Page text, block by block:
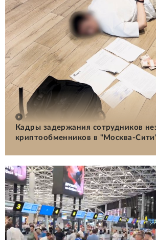
Кадры задержания сотрудников
криптообменников в "Москва-